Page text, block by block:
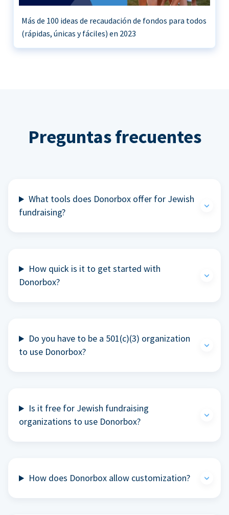
Más de 100 ideas de recaudación de fondos para todos
(rápidas, únicas y fáciles) en 2023
Preguntas frecuentes
What tools does Donorbox offer for Jewish
fundraising?
How quick is it to get started with
Donorbox?
Do you have to be a 501(c)(3) organization
to use Donorbox?
Is it free for Jewish fundraising
organizations to use Donorbox?
How does Donorbox allow customization?